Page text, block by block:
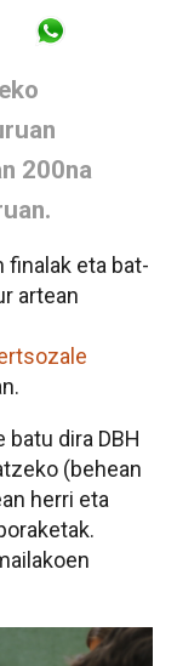
200na
finalak eta bat-
artean
batu dira DBH
(behean
herri eta